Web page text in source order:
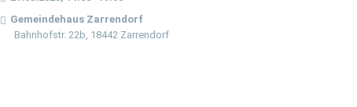
Gemeindehaus Zarrendorf
Bahnhofstr. 22b, 18442 Zarrendorf